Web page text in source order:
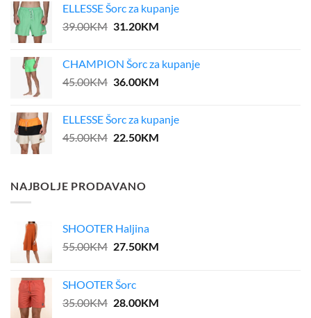
ELLESSE Šorc za kupanje
39.00KM Original
39.00KM.
31.20KMCurrent
31.20KM.
CHAMPION Šorc za kupanje
45.00KM Original
45.00KM.
36.00KMCurrent
36.00KM.
ELLESSE Šorc za kupanje
45.00KM Original
45.00KM.
22.50KMCurrent
NAJBOLJE PRODAVANO
SHOOTER Haljina
55.00KM Original
55.00KM.
27.50KMCurrent
SHOOTER Šorc
35.00KM Original
28.00KMCurrent